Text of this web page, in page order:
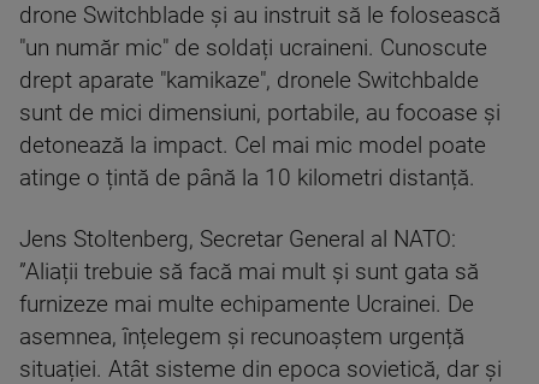
drone Switchblade și au instruit să le folosească
"un număr mic" de soldați ucraineni. Cunoscute
drept aparate "kamikaze", dronele Switchbalde
sunt de mici dimensiuni, portabile, au focoase și
detonează la impact. Cel mai mic model poate
atinge o țintă de până la 10 kilometri distanță.
Jens Stoltenberg, Secretar General al NATO:
”Aliații trebuie să facă mai mult și sunt gata să
furnizeze mai multe echipamente Ucrainei. De
asemnea, înțelegem și recunoaștem urgență
situației. Atât sisteme din epoca sovietică, dar și